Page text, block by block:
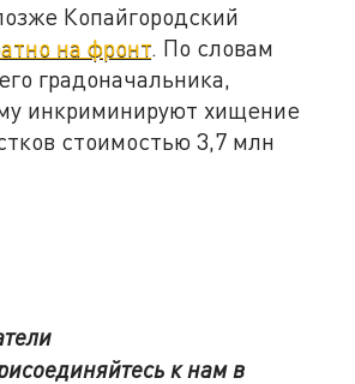
Копайгородский
на фронт . По словам
градоначальника,
инкриминируют хищение
стоимостью 3,7 млн
к нам в